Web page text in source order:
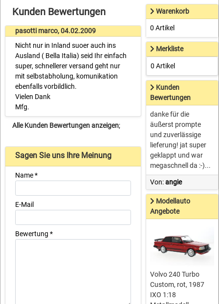
Kunden Bewertungen
pasotti marco, 04.02.2009
Nicht nur in Inland suoer auch ins
Ausland ( Bella Italia) seid Ihr einfach
super, schnellerer versand geht nur
mit selbstabholung, komunikation
ebenfalls vorbildlich.
Vielen Dank
Mfg.
Alle Kunden Bewertungen anzeigen;
Sagen Sie uns Ihre Meinung
Name *
E-Mail
Bewertung *
Warenkorb
0 Artikel
Merkliste
0 Artikel
Kunden
Bewertungen
danke für die
äußerst prompte
und zuverlässige
lieferung! jat super
geklappt und war
megaschnell da :-)...
Von:angie
Modellauto
Angebote
Volvo 240 Turbo
Custom, rot, 1987
IXO 1:18